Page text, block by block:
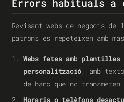
Errors habituals a
Revisant webs de negocis de
patrons es repeteixen amb
Webs fetes amb
personalització, amb
de banc que no
Horaris o telèfons